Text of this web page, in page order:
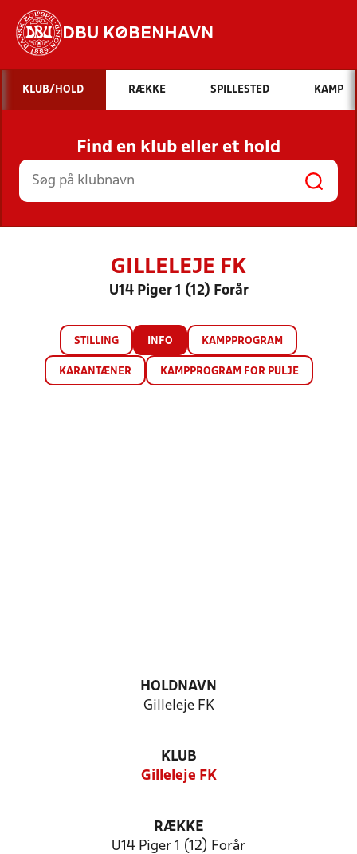
DBU KØBENHAVN
Hvad vil du søge efter?
INDHOLD OG NYHEDER
STILLINGER, RESULTATER, KLUBBER OG
HOLD
KLUB/HOLD RÆKKE SPILLESTED KAMP
Find en klub eller et hold
GILLELEJE FK
U14 Piger 1 (12) Forår
STILLING INFO KAMPPROGRAM
KARANTÆNER KAMPPROGRAM FOR PULJE
HOLDNAVN
Gilleleje FK
KLUB
Gilleleje FK
RÆKKE
U14 Piger 1 (12) Forår